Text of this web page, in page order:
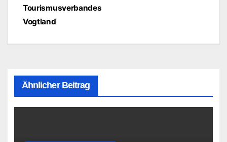
Tourismusverbandes
Vogtland
Ähnlicher Beitrag